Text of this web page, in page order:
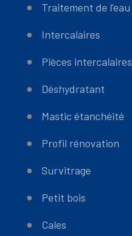
Traitement de l'eau
Intercalaires
Pièces intercalaires
Déshydratant
Mastic étanchéité
Profil rénovation
Survitrage
Petit bois
Cales